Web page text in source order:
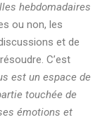
hebdomadaires
ou non, les
et de
C’est
est un espace de
touchée de
émotions et